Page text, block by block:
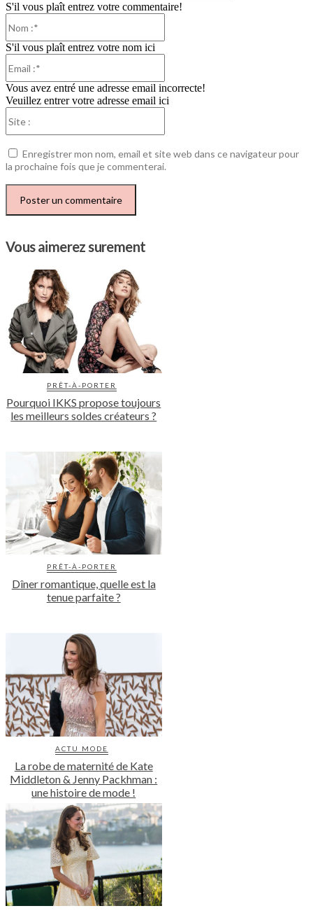
S'il vous plaît entrez votre commentaire!
S'il vous plaît entrez votre nom ici
Vous avez entré une adresse email incorrecte!
Veuillez entrer votre adresse email ici
Enregistrer mon nom, email et site web dans ce navigateur pour
la prochaine fois que je commenterai.
Vous aimerez surement
PRÊT-À-PORTER
Pourquoi IKKS propose toujours
les meilleurs soldes créateurs ?
PRÊT-À-PORTER
Dîner romantique, quelle est la
tenue parfaite ?
ACTU MODE
La robe de maternité de Kate
Middleton & Jenny Packhman :
une histoire de mode !